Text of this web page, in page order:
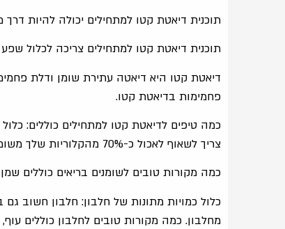
תוכנית דיאטת קטו למתחילים יכולה להיות
תוכנית דיאטת קטו למתחילים צריכה לכלול
פחמימות בדיאטת קטו.
כמה טיפים לדיאטת קטו למתחילים כוללים:
צריך לשאוף לאכול כ-70% מהקלוריות שלך משומנים בריאים.
כמה מקורות טובים לשומנים בריאים כוללים
מחלבון. כמה מקורות טובים לחלבון כוללים